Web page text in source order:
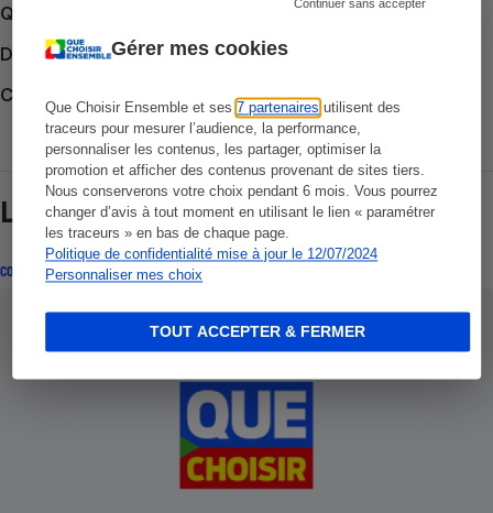
Gérer mes cookies
Que Choisir Ensemble et ses7 partenaires utilisent des
traceurs pour mesurer l’audience, la performance,
personnaliser les contenus, les partager, optimiser la
promotion et afficher des contenus provenant de sites tiers.
Nous conserverons votre choix pendant 6 mois. Vous pourrez
changer d’avis à tout moment en utilisant le lien « paramétrer
les traceurs » en bas de chaque page.
Politique de confidentialité mise à jour le 12/07/2024
Personnaliser mes choix
Continuer sans accepter
TOUT ACCEPTER & FERMER
Que faire en cas de litige ?
Découvrir le forum
Consulter nos Actualités
Lire aussi
CONSEILS